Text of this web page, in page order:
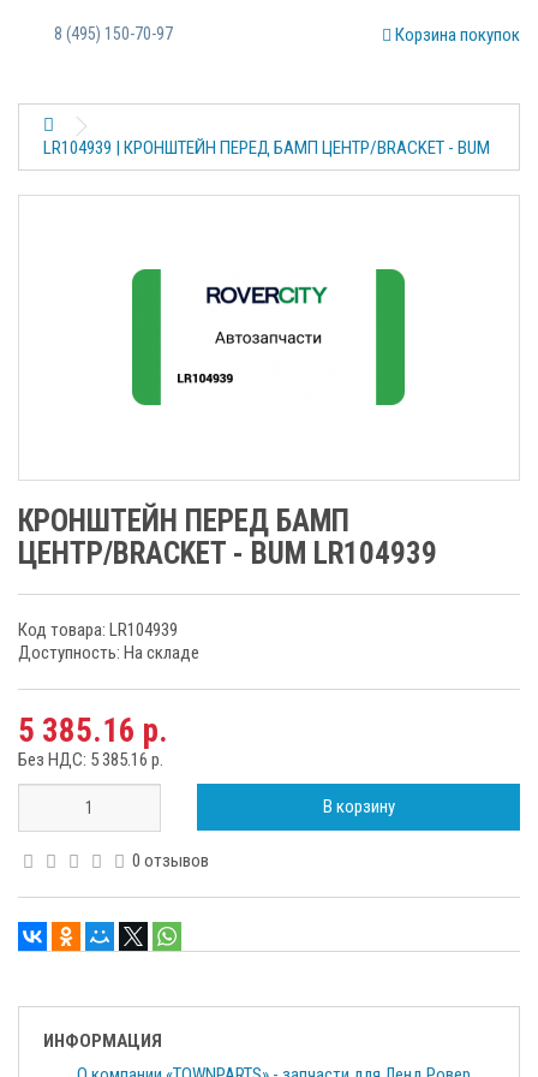
8 (495) 150-70-97 Корзина покупок
LR104939 | КРОНШТЕЙН ПЕРЕД БАМП ЦЕНТР/BRACKET - BUM
КРОНШТЕЙН ПЕРЕД БАМП
ЦЕНТР/BRACKET - BUM LR104939
Код товара: LR104939
Доступность: На складе
5 385.16 р.
Без НДС: 5 385.16 р.
В корзину
0 отзывов
ИНФОРМАЦИЯ